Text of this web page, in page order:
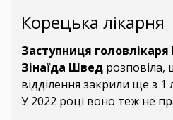
Корецька лікарня
Заступниця головлікаря
Зінаїда Швед розповіла,
відділення закрили ще з 1
У 2022 році воно теж не